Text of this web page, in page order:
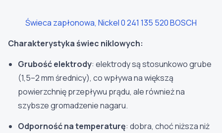
Świeca zapłonowa, Nickel 0 241 135 520 BOSCH
Charakterystyka świec niklowych:
Grubość elektrody: elektrody są stosunkowo grube
(1,5–2 mm średnicy), co wpływa na większą
powierzchnię przepływu prądu, ale również na
szybsze gromadzenie nagaru.
Odporność na temperaturę: dobra, choć niższa niż